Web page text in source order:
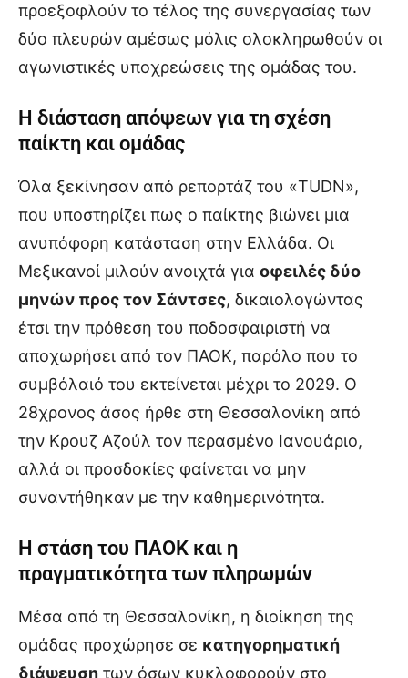
προεξοφλούν το τέλος της συνεργασίας των
δύο πλευρών αμέσως μόλις ολοκληρωθούν οι
αγωνιστικές υποχρεώσεις της ομάδας του.
Η διάσταση απόψεων για τη σχέση
παίκτη και ομάδας
Όλα ξεκίνησαν από ρεπορτάζ του «TUDN»,
που υποστηρίζει πως ο παίκτης βιώνει μια
ανυπόφορη κατάσταση στην Ελλάδα. Οι
Μεξικανοί μιλούν ανοιχτά για οφειλές δύο
μηνών προς τον Σάντσες, δικαιολογώντας
έτσι την πρόθεση του ποδοσφαιριστή να
αποχωρήσει από τον ΠΑΟΚ, παρόλο που το
συμβόλαιό του εκτείνεται μέχρι το 2029. Ο
28χρονος άσος ήρθε στη Θεσσαλονίκη από
την Κρουζ Αζούλ τον περασμένο Ιανουάριο,
αλλά οι προσδοκίες φαίνεται να μην
συναντήθηκαν με την καθημερινότητα.
Η στάση του ΠΑΟΚ και η
πραγματικότητα των πληρωμών
Μέσα από τη Θεσσαλονίκη, η διοίκηση της
ομάδας προχώρησε σε κατηγορηματική
διάψευση των όσων κυκλοφορούν στο